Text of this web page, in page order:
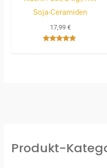
Soja-Ceramiden
17,99 €
Produkt-